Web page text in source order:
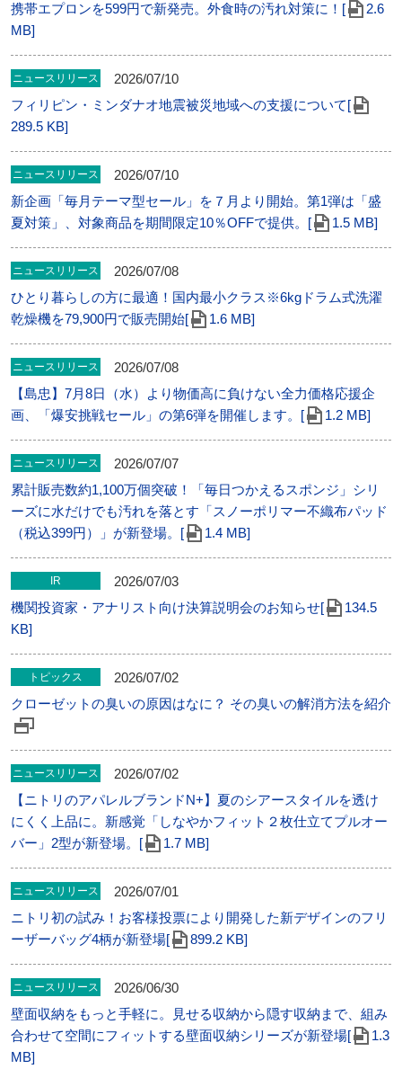
携帯エプロンを599円で新発売。外食時の汚れ対策に！[
2.6
MB]
ニュースリリース
2026/07/10
フィリピン・ミンダナオ地震被災地域への支援について[
289.5 KB]
ニュースリリース
2026/07/10
新企画「毎月テーマ型セール」を７月より開始。第1弾は「盛
夏対策」、対象商品を期間限定10％OFFで提供。[
1.5 MB]
ニュースリリース
2026/07/08
ひとり暮らしの方に最適！国内最小クラス※6kgドラム式洗濯
乾燥機を79,900円で販売開始[
1.6 MB]
ニュースリリース
2026/07/08
【島忠】7月8日（水）より物価高に負けない全力価格応援企
画、「爆安挑戦セール」の第6弾を開催します。[
1.2 MB]
ニュースリリース
2026/07/07
累計販売数約1,100万個突破！「毎日つかえるスポンジ」シリ
ーズに水だけでも汚れを落とす「スノーポリマー不織布パッド
（税込399円）」が新登場。[
1.4 MB]
IR
2026/07/03
機関投資家・アナリスト向け決算説明会のお知らせ[
134.5
KB]
トピックス
2026/07/02
クローゼットの臭いの原因はなに？ その臭いの解消方法を紹介
ニュースリリース
2026/07/02
【ニトリのアパレルブランドN+】夏のシアースタイルを透け
にくく上品に。新感覚「しなやかフィット２枚仕立てプルオー
バー」2型が新登場。[
1.7 MB]
ニュースリリース
2026/07/01
ニトリ初の試み！お客様投票により開発した新デザインのフリ
ーザーバッグ4柄が新登場[
899.2 KB]
ニュースリリース
2026/06/30
壁面収納をもっと手軽に。見せる収納から隠す収納まで、組み
合わせて空間にフィットする壁面収納シリーズが新登場[
1.3
MB]